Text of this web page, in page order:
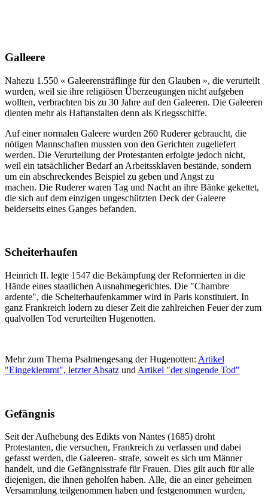
Galleere
Nahezu 1.550 « Galeerensträflinge für den Glauben », die verurteilt
wurden, weil sie ihre religiösen Überzeugungen nicht aufgeben
wollten, verbrachten bis zu 30 Jahre auf den Galeeren. Die Galeeren
dienten mehr als Haftanstalten denn als Kriegsschiffe.
Auf einer normalen Galeere wurden 260 Ruderer gebraucht, die
nötigen Mannschaften mussten von den Gerichten zugeliefert
werden. Die Verurteilung der Protestanten erfolgte jedoch nicht,
weil ein tatsächlicher Bedarf an Arbeitssklaven bestände, sondern
um ein abschreckendes Beispiel zu geben und Angst zu
machen. Die Ruderer waren Tag und Nacht an ihre Bänke gekettet,
die sich auf dem einzigen ungeschützten Deck der Galeere
beiderseits eines Ganges befanden.
Scheiterhaufen
Heinrich II. legte 1547 die Bekämpfung der Reformierten in die
Hände eines staatlichen Ausnahmegerichtes. Die "Chambre
ardente", die Scheiterhaufenkammer wird in Paris konstituiert. In
ganz Frankreich lodern zu dieser Zeit die zahlreichen Feuer der zum
qualvollen Tod verurteilten Hugenotten.
Mehr zum Thema Psalmengesang der Hugenotten: Artikel
"Eingeklemmt", letzter Absatz und Artikel "der singende Tod"
Gefängnis
Seit der Aufhebung des Edikts von Nantes (1685) droht
Protestanten, die versuchen, Frankreich zu verlassen und dabei
gefasst werden, die Galeeren- strafe, soweit es sich um Männer
handelt, und die Gefängnisstrafe für Frauen. Dies gilt auch für alle
diejenigen, die ihnen geholfen haben. Alle, die an einer geheimen
Versammlung teilgenommen haben und festgenommen wurden,